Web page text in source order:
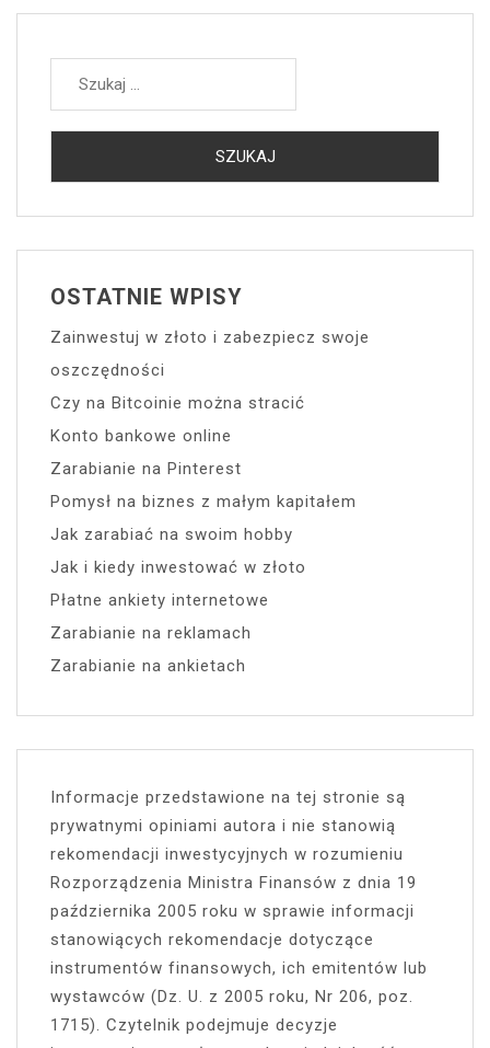
Szukaj:
OSTATNIE WPISY
Zainwestuj w złoto i zabezpiecz swoje
oszczędności
Czy na Bitcoinie można stracić
Konto bankowe online
Zarabianie na Pinterest
Pomysł na biznes z małym kapitałem
Jak zarabiać na swoim hobby
Jak i kiedy inwestować w złoto
Płatne ankiety internetowe
Zarabianie na reklamach
Zarabianie na ankietach
Informacje przedstawione na tej stronie są
prywatnymi opiniami autora i nie stanowią
rekomendacji inwestycyjnych w rozumieniu
Rozporządzenia Ministra Finansów z dnia 19
października 2005 roku w sprawie informacji
stanowiących rekomendacje dotyczące
instrumentów finansowych, ich emitentów lub
wystawców (Dz. U. z 2005 roku, Nr 206, poz.
1715). Czytelnik podejmuje decyzje